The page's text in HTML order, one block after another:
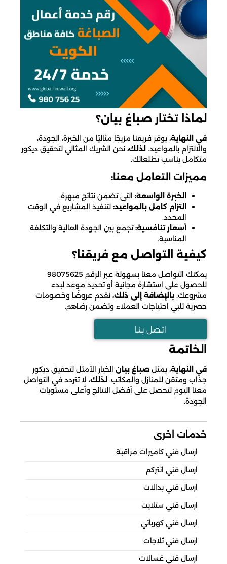
لماذا تختار صباغ بيان؟
في النهاية، يوفر فريقنا مزيجًا مثاليًا من الخبرة، الجودة،
والالتزام بالمواعيد. لذلك، نحن الشريك المثالي لتحقيق ديكور
متكامل يناسب تطلعاتك.
مميزات التعامل معنا:
الخبرة الواسعة: التي تضمن نتائج مبهرة.
التزام كامل بالمواعيد: لتنفيذ المشاريع في الوقت
المحدد.
أسعار تنافسية:تجمع بين الجودة العالية والتكلفة
المناسبة.
كيفية التواصل مع فريقنا؟
يمكنك التواصل معنا بسهولة عبر الرقم 98075625
للحصول على استشارة مجانية أو تحديد موعد لبدء
مشروعك. بالإضافة إلى ذلك، نقدم عروضًا وخصومات
حصرية تلبي احتياجات العملاء وتضمن رضاهم.
اتـصل بـنـا
الخاتمة
في النهاية، يمثل صباغ بيان الخيار الأمثل لتحقيق ديكور
جذاب ومتقن للمنازل والمكاتب. لذلك، لا تتردد في التواصل
معنا اليوم لتحصل على أفضل النتائج وأعلى مستويات
الجودة.
خدمات اخرى
ارسال فني كاميرات مراقبة
ارسال فني انتركم
ارسال فني بدالات
ارسال فني ستلايت
ارسال فني كهربائي
ارسال فني ثلاجات
ارسال فني غسالات